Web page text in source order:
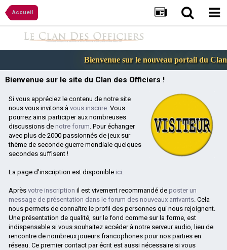
Accueil
Bienvenue sur le nouveau portail du Clan
Bienvenue sur le site du Clan des Officiers !
Si vous appréciez le contenu de notre site
nous vous invitons à vous inscrire. Vous
pourrez ainsi participer aux nombreuses
discussions de notre forum. Pour échanger
avec plus de 2000 passionnés de jeux sur
thème de seconde guerre mondiale quelques
secondes suffisent !
La page d'inscription est disponible ici.
Après votre inscription il est vivement recommandé de poster un
message de présentation dans le forum des nouveaux arrivants. Cela
nous permets de connaître le profil des personnes qui nous rejoignent.
Une présentation de qualité, sur le fond comme sur la forme, est
indispensable si vous souhaitez accéder à notre serveur audio, lieu de
rencontre de nombreux joueurs francophones pour nos parties en
réseau. Ce premier contact par écrit est aussi nécessaire si vous